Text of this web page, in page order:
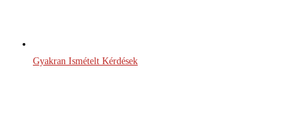
Gyakran Ismételt Kérdések